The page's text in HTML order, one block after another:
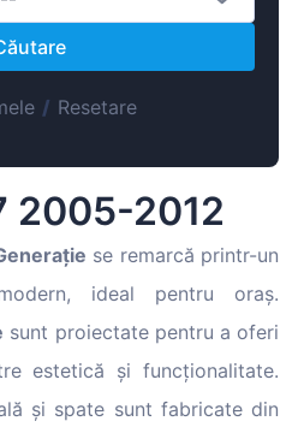
Lietuvių
Slovenian
Latvian
Slovenčina
/ Resetare
2005-2012
se remarcă printr-un
ideal pentru oraș.
sunt proiectate pentru a oferi
estetică și funcționalitate.
și spate sunt fabricate din